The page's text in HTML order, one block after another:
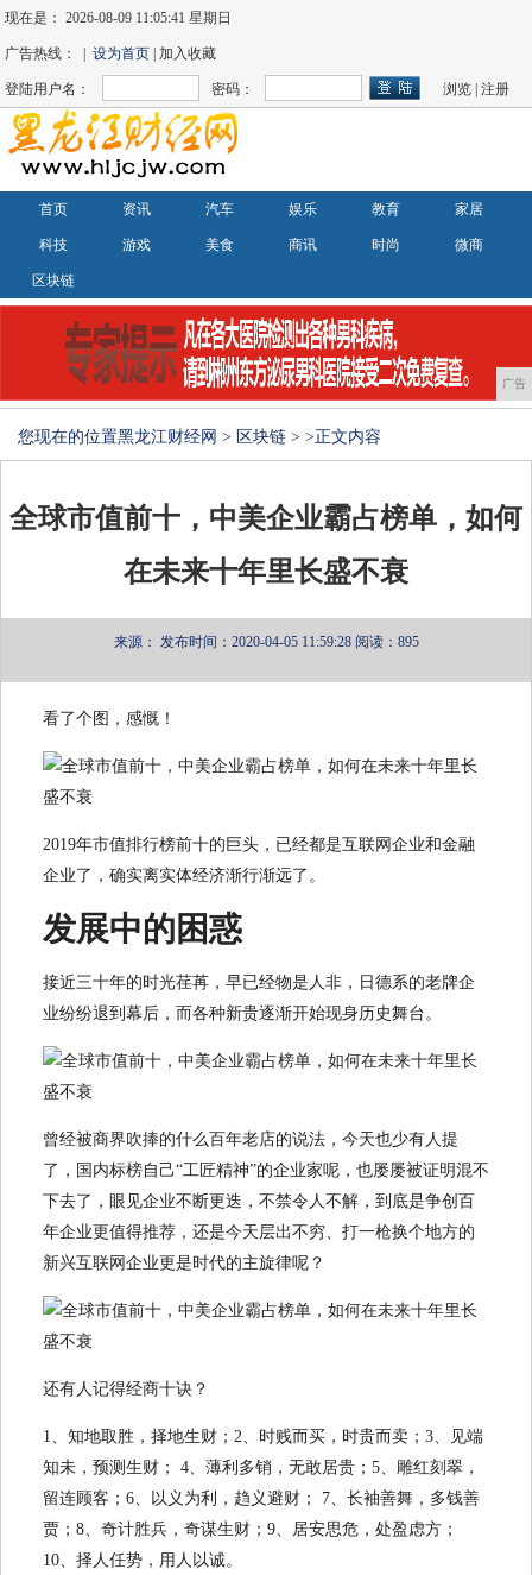
现在是：2026-08-09 11:05:41 星期日
广告热线： |设为首页 | 加入收藏
登陆用户名： 密码： 浏览 |注册
首页 资讯 汽车 娱乐 教育 家居
科技 游戏 美食 商讯 时尚 微商
区块链
广告
您现在的位置黑龙江财经网 > 区块链 > >正文内容
全球市值前十，中美企业霸占榜单，如何
在未来十年里长盛不衰
来源： 发布时间：2020-04-05 11:59:28 阅读：895
看了个图，感慨！
2019年市值排行榜前十的巨头，已经都是互联网企业和金融
企业了，确实离实体经济渐行渐远了。
发展中的困惑
接近三十年的时光荏苒，早已经物是人非，日德系的老牌企
业纷纷退到幕后，而各种新贵逐渐开始现身历史舞台。
曾经被商界吹捧的什么百年老店的说法，今天也少有人提
了，国内标榜自己“工匠精神”的企业家呢，也屡屡被证明混不
下去了，眼见企业不断更迭，不禁令人不解，到底是争创百
年企业更值得推荐，还是今天层出不穷、打一枪换个地方的
新兴互联网企业更是时代的主旋律呢？
还有人记得经商十诀？
1、知地取胜，择地生财；2、时贱而买，时贵而卖；3、见端
知未，预测生财； 4、薄利多销，无敢居贵；5、雕红刻翠，
留连顾客；6、以义为利，趋义避财； 7、长袖善舞，多钱善
贾；8、奇计胜兵，奇谋生财；9、居安思危，处盈虑方；
10、择人任势，用人以诚。